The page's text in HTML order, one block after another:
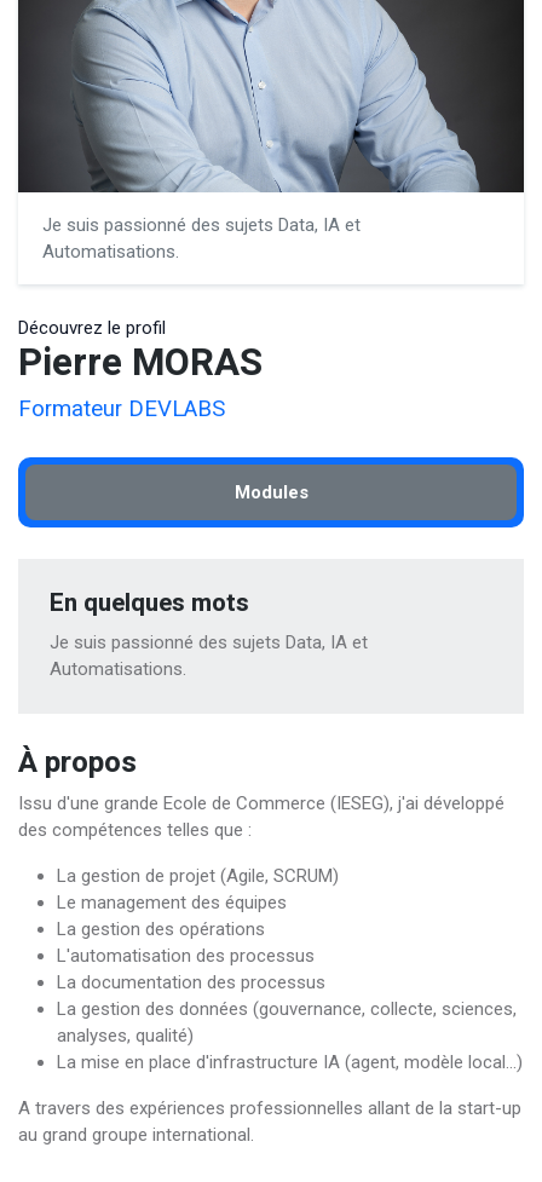
Je suis passionné des sujets Data, IA et
Automatisations.
Découvrez le profil
Pierre MORAS
Formateur DEVLABS
Modules
En quelques mots
Je suis passionné des sujets Data, IA et
Automatisations.
À propos
Issu d'une grande Ecole de Commerce (IESEG), j'ai développé
des compétences telles que :
La gestion de projet (Agile, SCRUM)
Le management des équipes
La gestion des opérations
L'automatisation des processus
La documentation des processus
La gestion des données (gouvernance, collecte, sciences,
analyses, qualité)
La mise en place d'infrastructure IA (agent, modèle local...)
A travers des expériences professionnelles allant de la start-up
au grand groupe international.